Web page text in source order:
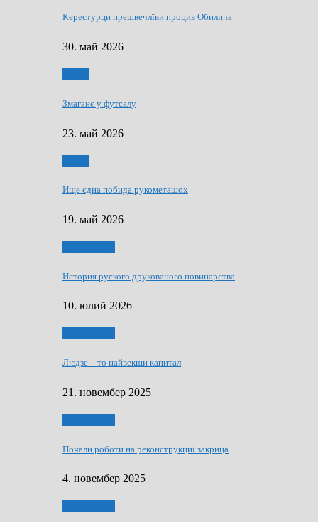
Керестурци прешвечлїви процив Обилича
30. май 2026
Змаганє у футсалу
23. май 2026
Ище єдна побида рукометашох
19. май 2026
История руского друкованого новинарства
10. юлий 2026
Людзе – то найвекши капитал
21. новембер 2025
Почали роботи на реконструкциї закрица
4. новембер 2025